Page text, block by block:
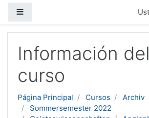
Información del
curso
Página Principal Cursos
Archiv
Sommersemester 2022